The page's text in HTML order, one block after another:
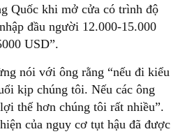
Quốc khi mở cửa có trình độ
đầu người 12.000-15.000
USD”.
nói với ông rằng “nếu đi kiểu
kịp chúng tôi. Nếu các ông
thế hơn chúng tôi rất nhiều”.
của nguy cơ tụt hậu đã được